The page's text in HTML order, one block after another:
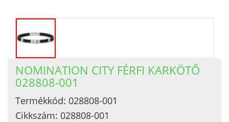
NOMINATION CITY FÉRFI KARKÖTŐ
028808-001
Termékkód: 028808-001
Cikkszám: 028808-001